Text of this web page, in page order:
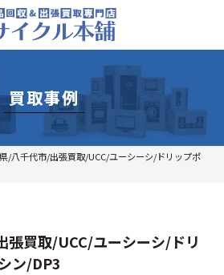
買取事例
/八千代市/出張買取/UCC/ユーシーシ/ドリップポ
張買取/UCC/ユーシーシ/ドリ
ン/DP3